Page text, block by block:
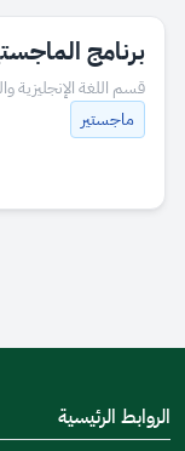
برنامج
قسم اللغة الإنجليزية
ماجستير
الروابط الرئيسية